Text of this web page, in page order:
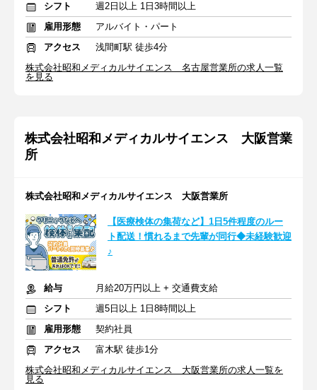
シフト
週2日以上 1日3時間以上
雇用形態
アルバイト・パート
アクセス
浅間町駅 徒歩4分
株式会社昭和メディカルサイエンス 名古屋営業所の求人一覧
を見る
株式会社昭和メディカルサイエンス 大阪営業
所
株式会社昭和メディカルサイエンス 大阪営業所
【医療検体の集荷など】1日5件程度のルー
ト配送！慣れるまで先輩が同行◆未経験歓迎
♪
給与
月給20万円以上 + 交通費支給
シフト
週5日以上 1日8時間以上
雇用形態
契約社員
アクセス
富木駅 徒歩1分
株式会社昭和メディカルサイエンス 大阪営業所の求人一覧を
見る